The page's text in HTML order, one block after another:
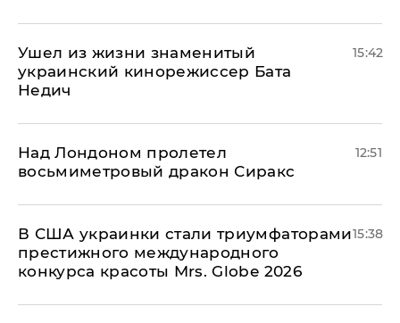
Ушел из жизни знаменитый
украинский кинорежиссер Бата
Недич
15:42
Над Лондоном пролетел
восьмиметровый дракон Сиракс
12:51
В США украинки стали триумфаторами
престижного международного
конкурса красоты Mrs. Globe 2026
15:38